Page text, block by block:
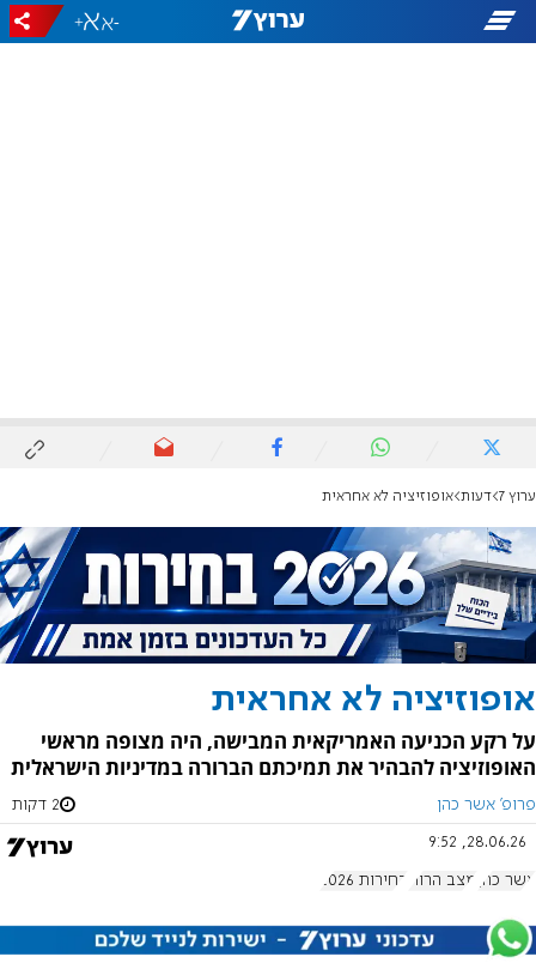
-
+
ערוץ 7 דעות אופוזיציה לא אחראית
אופוזיציה לא אחראית
על רקע הכניעה האמריקאית המבישה, היה מצופה מראשי
האופוזיציה להבהיר את תמיכתם הברורה במדיניות הישראלית
פרופ' אשר כהן 2 דקות
28.06.26, 9:52
אשר כהן מצב הרוח בחירות 2026